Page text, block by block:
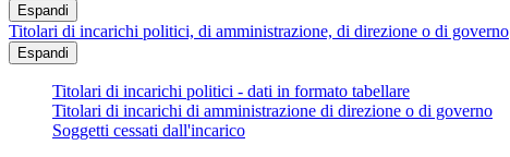
Espandi
Titolari di incarichi politici, di amministrazione, di direzione o di governo
Espandi
Titolari di incarichi politici - dati in formato tabellare
Titolari di incarichi di amministrazione di direzione o di governo
Soggetti cessati dall'incarico